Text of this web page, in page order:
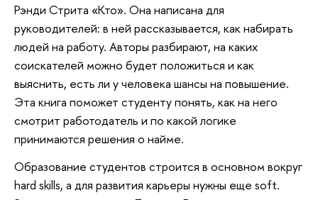
Рэнди Стрита «Кто». Она написана для
руководителей: в ней рассказывается, как набирать
людей на работу. Авторы разбирают, на каких
соискателей можно будет положиться и как
выяснить, есть ли у человека шансы на повышение.
Эта книга поможет студенту понять, как на него
смотрит работодатель и по какой логике
принимаются решения о найме.
Образование студентов строится в основном вокруг
hard skills, а для развития карьеры нужны еще soft.